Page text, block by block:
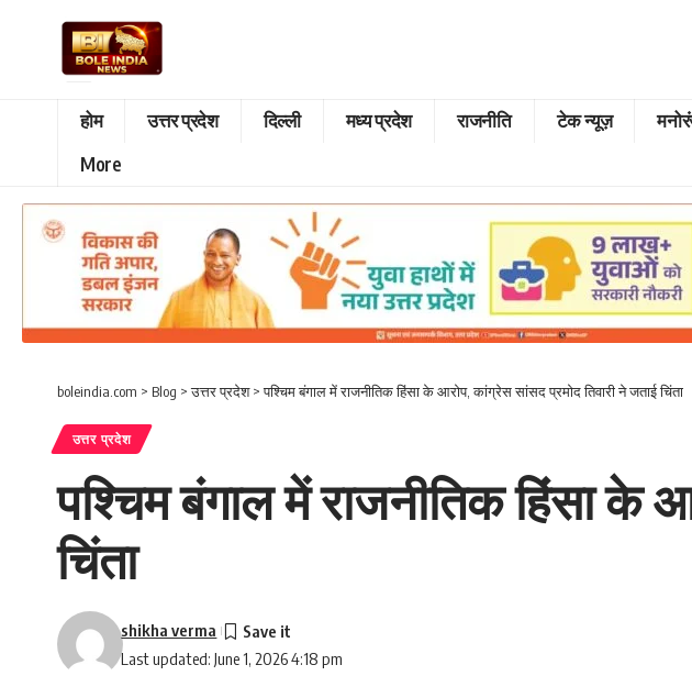
होम उत्तर प्रदेश दिल्ली मध्य प्रदेश राजनीति टेक न्यूज़
More
boleindia.com > Blog >उत्तर प्रदेश>पश्चिम बंगाल में राजनीतिक हिंसा के आरोप, कांग्रेस सांसद प्रमोद तिवारी ने जताई चिंता
उत्तर प्रदेश
पश्चिम बंगाल में राजनीतिक हिंसा के
चिंता
Last updated: June 1, 2026 4:18 pm
shikha verma